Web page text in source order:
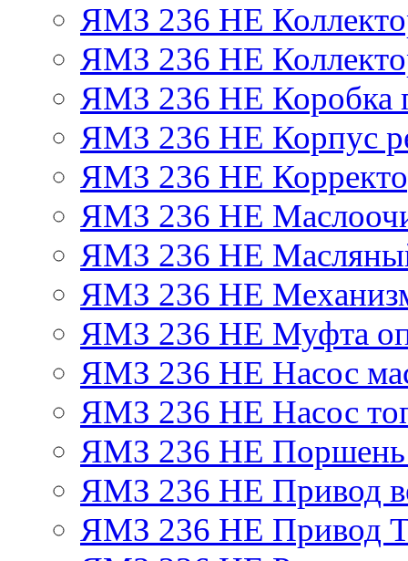
ЯМЗ 236 НЕ
ЯМЗ 236 НЕ
ЯМЗ 236 НЕ Коробка
ЯМЗ 236 НЕ Корпус
ЯМЗ 236 НЕ
ЯМЗ 236 НЕ
ЯМЗ 236 НЕ Масляный
ЯМЗ 236 НЕ
ЯМЗ 236 НЕ Муфта
ЯМЗ 236 НЕ Насос
ЯМЗ 236 НЕ Насос
ЯМЗ 236 НЕ Поршень
ЯМЗ 236 НЕ Привод
ЯМЗ 236 НЕ Привод